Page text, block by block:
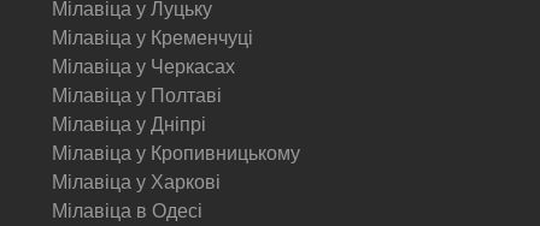
Мілавіца у Луцьку
Мілавіца у Кременчуці
Мілавіца у Черкасах
Мілавіца у Полтаві
Мілавіца у Дніпрі
Мілавіца у Кропивницькому
Мілавіца у Харкові
Мілавіца в Одесі